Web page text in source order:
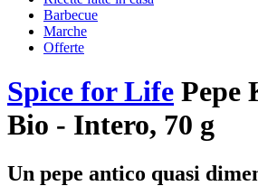
Barbecue
Marche
Offerte
Spice for Life Pepe
Bio - Intero, 70 g
Un pepe antico quasi